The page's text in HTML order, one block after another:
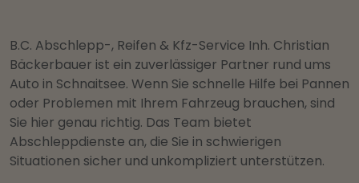
B.C. Abschlepp-, Reifen & Kfz-Service Inh. Christian
Bäckerbauer ist ein zuverlässiger Partner rund ums
Auto in Schnaitsee. Wenn Sie schnelle Hilfe bei Pannen
oder Problemen mit Ihrem Fahrzeug brauchen, sind
Sie hier genau richtig. Das Team bietet
Abschleppdienste an, die Sie in schwierigen
Situationen sicher und unkompliziert unterstützen.